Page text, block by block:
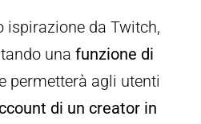
ispirazione da Twitch,
una funzione di
permetterà agli utenti
di un creator in